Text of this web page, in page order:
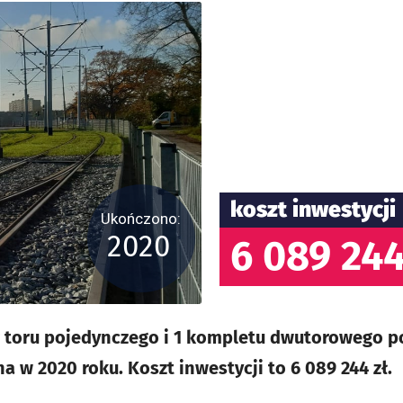
Ukończono:
2020
koszt inwestycji
6 089
pojedynczego i 1 kompletu dwutorowego
w 2020 roku. Koszt inwestycji to 6 089 244 zł.